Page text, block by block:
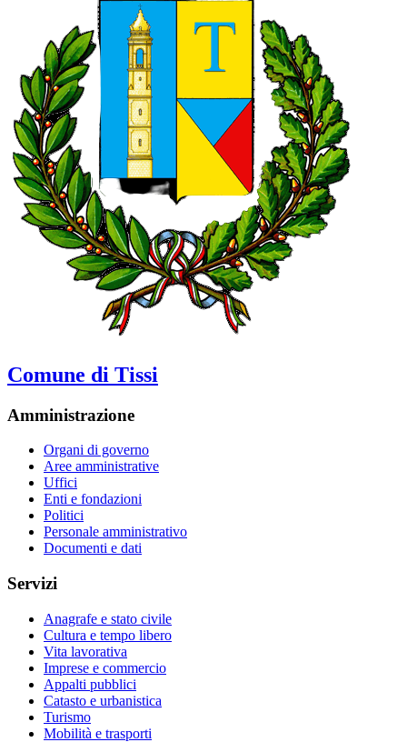
Comune di Tissi
Amministrazione
Organi di governo
Aree amministrative
Uffici
Enti e fondazioni
Politici
Personale amministrativo
Documenti e dati
Servizi
Anagrafe e stato civile
Cultura e tempo libero
Vita lavorativa
Imprese e commercio
Appalti pubblici
Catasto e urbanistica
Turismo
Mobilità e trasporti